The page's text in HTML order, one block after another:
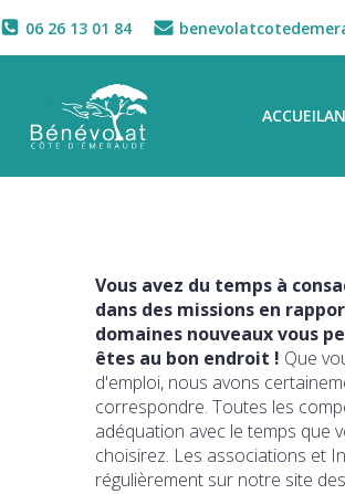
06 26 13 01 84
ACCUEIL
Vous avez du temps à
dans des missions en
domaines nouveaux vous
êtes au bon endroit ! Que
d'emploi, nous avons
correspondre. Toutes les
adéquation avec le temps que
choisirez. Les associations et
régulièrement sur notre site